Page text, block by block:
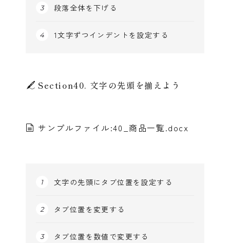
段落全体を下げる
1文字ずつインデントを設定する
Section40. 文字の先頭を揃えよう
サンプルファイル:40_商品一覧.docx
文字の先頭にタブ位置を設定する
タブ位置を変更する
タブ位置を数値で変更する